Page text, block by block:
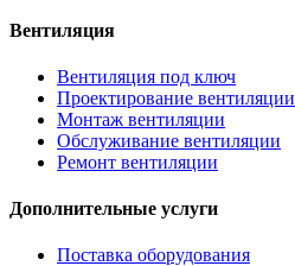
Вентиляция
Вентиляция под ключ
Проектирование вентиляции
Монтаж вентиляции
Обслуживание вентиляции
Ремонт вентиляции
Дополнительные услуги
Поставка оборудования